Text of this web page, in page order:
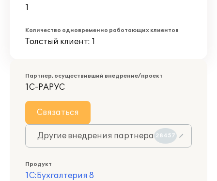
1
Количество одновременно работающих клиентов
Толстый клиент: 1
Партнер, осуществивший внедрение/проект
1С-РАРУС
Связаться
Другие внедрения партнера 28457
Продукт
1С:Бухгалтерия 8